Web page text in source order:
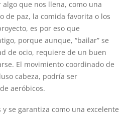
que nos llena, como una
de paz, la comida favorita o los
es por eso que
porque aunque, “bailar” se
de ocio, requiere de un buen
El movimiento coordinado de
cabeza, podría ser
aeróbicos.
se garantiza como una excelente